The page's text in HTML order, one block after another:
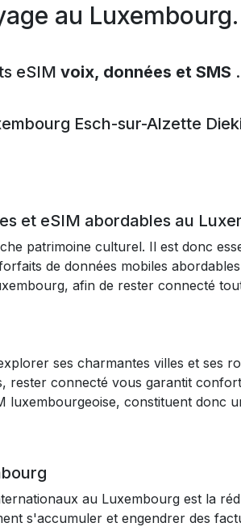
au Luxembourg.
eSIM voix, données et SMS .
Esch-sur-Alzette
et eSIM abordables au
patrimoine culturel. Il est donc
de données mobiles
afin de rester connecté
ses charmantes villes et ses
rester connecté vous garantit
luxembourgeoise, constituent donc
au Luxembourg est la
s'accumuler et engendrer des